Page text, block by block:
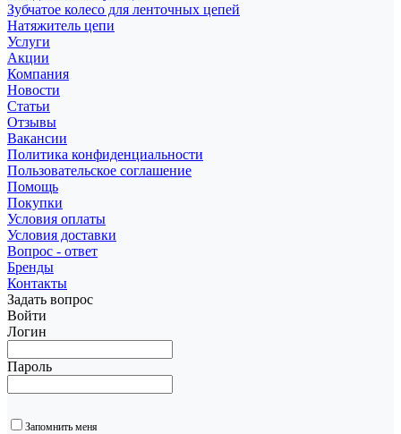
Зубчатое колесо для ленточных цепей
Натяжитель цепи
Услуги
Акции
Компания
Новости
Статьи
Отзывы
Вакансии
Политика конфиденциальности
Пользовательское соглашение
Помощь
Покупки
Условия оплаты
Условия доставки
Вопрос - ответ
Бренды
Контакты
Задать вопрос
Войти
Логин
Пароль
Запомнить меня